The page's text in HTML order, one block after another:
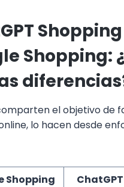
Shopping:
el objetivo de
lo hacen desde
Shopping